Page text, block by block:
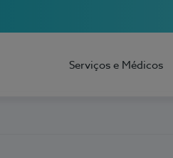
Serviços e Médicos